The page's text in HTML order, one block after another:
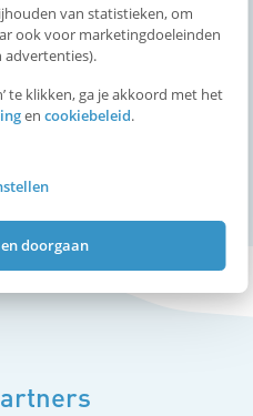
van statistieken, om
ook voor marketingdoeleinden
advertenties).
te klikken, ga je akkoord met het
encookiebeleid.
doorgaan
in de buurt van